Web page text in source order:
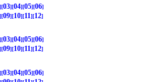
03 04 05 06
09 10 11 12
03 04 05 06
09 10 11 12
03 04 05 06